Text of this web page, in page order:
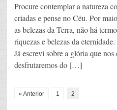
Procure contemplar a natureza
criadas e pense no Céu. Por
as belezas da Terra, não há
riquezas e belezas da
Já escrevi sobre a glória que
desfrutaremos do […]
« Anterior 1 2